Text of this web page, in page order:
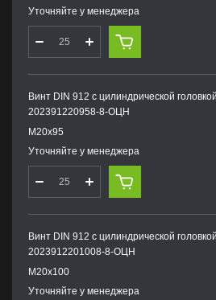
Уточняйте у менеджера
Винт DIN 912 с цилиндрической
202391220958-8-ОЦН
М20х95
Уточняйте у менеджера
Винт DIN 912 с цилиндрической
2023912201008-8-ОЦН
М20х100
Уточняйте у менеджера